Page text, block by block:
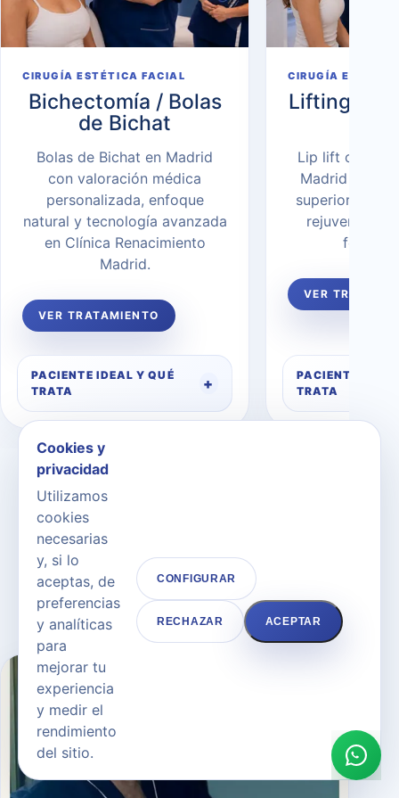
CIRUGÍA ESTÉTICA FACIAL
Bichectomía / Bolas
de Bichat
Bolas de Bichat en Madrid
con valoración médica
personalizada, enfoque
natural y tecnología avanzada
en Clínica Renacimiento
Madrid.
VER TRATAMIENTO
PACIENTE IDEAL Y QUÉ
TRATA
CIRUGÍA
Lifting de
Lip lift o lifting
Madrid para
superior,
rejuvenecer
forma
VER
PACIENTE
TRATA
NOSOTROS
Equipo liderado por el Dr.
Joaquín García Aparicio
Cookies y
privacidad
Utilizamos
cookies
necesarias
y, si lo
aceptas, de
preferencias
y analíticas
para
mejorar tu
experiencia
y medir el
rendimiento
del sitio.
CONFIGURAR
RECHAZAR ACEPTAR